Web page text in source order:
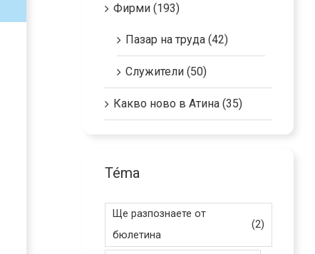
Фирми (193)
Пазар на труда (42)
Служители (50)
Какво ново в Атина (35)
Téma
Ще разпознаете от
бюлетина
(2)